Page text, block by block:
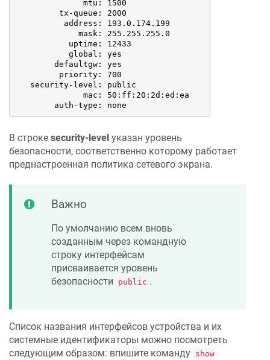
              mtu: 1500
         tx-queue: 2000
          address: 193.0.174.199
             mask: 255.255.255.0
           uptime: 12433
           global: yes
        defaultgw: yes
         priority: 700
   security-level: public
              mac: 50:ff:20:2d:ed:ea
        auth-type: none
В строке security-level указан уровень
безопасности, соответственно которому работает
преднастроенная политика сетевого экрана.
Важно
По умолчанию всем вновь
созданным через командную
строку интерфейсам
присваивается уровень
безопасности
public .
Список названия интерфейсов устройства и их
системные идентификаторы можно посмотреть
следующим образом: впишите команду show